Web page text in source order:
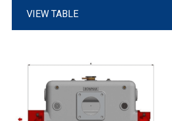
VIEW TABLE